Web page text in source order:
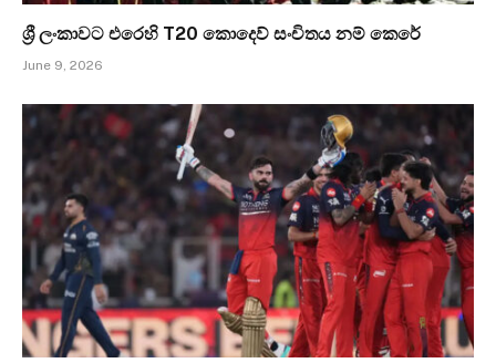
ශ්‍රී ලංකාවට එරෙහි T20 කොදෙව් සංචිතය නම් කෙරේ
June 9, 2026